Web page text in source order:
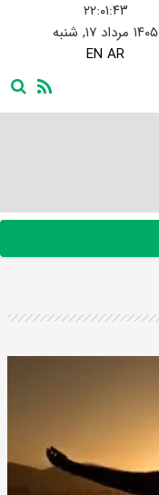
۲۲:۰۱:۴۴
۱۴۰۵ مرداد ۱۷, شنبه
EN AR